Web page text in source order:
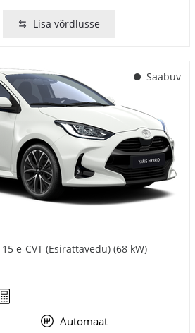
Lisa võrdlusse
Saabuv
e-CVT (Esirattavedu) (68 kW)
Automaat